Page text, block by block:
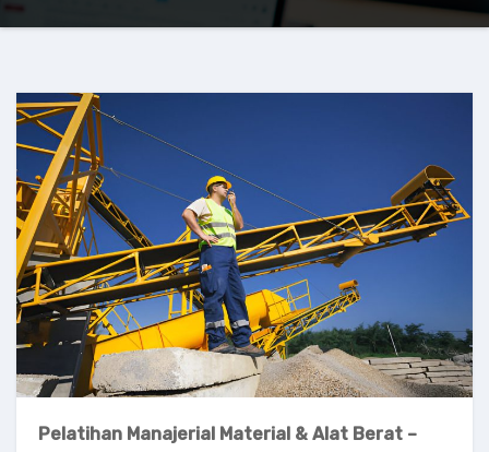
Pelatihan Manajerial Material & Alat Berat –